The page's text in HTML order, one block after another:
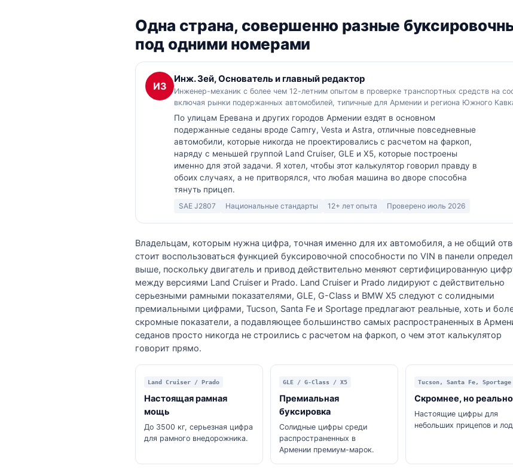
Одна страна, совершенно разные
под одними номерами
ИЗ
Инж. Зей, Основатель и главный редактор
Инженер-механик с более чем 12-летним опытом в проверке транспортных средств на
включая рынки подержанных автомобилей, типичные для Армении и региона Южного
По улицам Еревана и других городов Армении ездят в основном
подержанные седаны вроде Camry, Vesta и Astra, отличные повседневные
автомобили, которые никогда не проектировались с расчетом на фаркоп,
наряду с меньшей группой Land Cruiser, GLE и X5, которые построены
именно для этой задачи. Я хотел, чтобы этот калькулятор говорил правду в
обоих случаях, а не притворялся, что любая машина во дворе способна
тянуть прицеп.
SAE J2807 Национальные стандарты 12+ лет опыта Проверено июль 2026
Владельцам, которым нужна цифра, точная именно для их автомобиля, а не общий
стоит воспользоваться функцией буксировочной способности по VIN в панели
выше, поскольку двигатель и привод действительно меняют сертифицированную
между версиями Land Cruiser и Prado. Land Cruiser и Prado лидируют с действительно
серьезными рамными показателями, GLE, G-Class и BMW X5 следуют с солидными
премиальными цифрами, Tucson, Santa Fe и Sportage предлагают реальные, хоть и
скромные показатели, а подавляющее большинство самых распространенных в
седанов просто никогда не строились с расчетом на фаркоп, о чем этот калькулятор
говорит прямо.
Land Cruiser / Prado
Настоящая рамная
мощь
До 3500 кг, серьезная цифра
для рамного внедорожника.
GLE / G-Class / X5
Премиальная
буксировка
Солидные цифры среди
распространенных в
Армении премиум-марок.
Tucson, Santa Fe, Sportage
Скромнее, но реально
Настоящие цифры для
небольших прицепов и